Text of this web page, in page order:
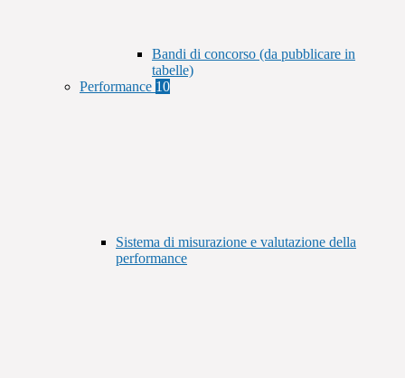
Bandi di concorso (da pubblicare in
tabelle)
Performance 10
Sistema di misurazione e valutazione della
performance